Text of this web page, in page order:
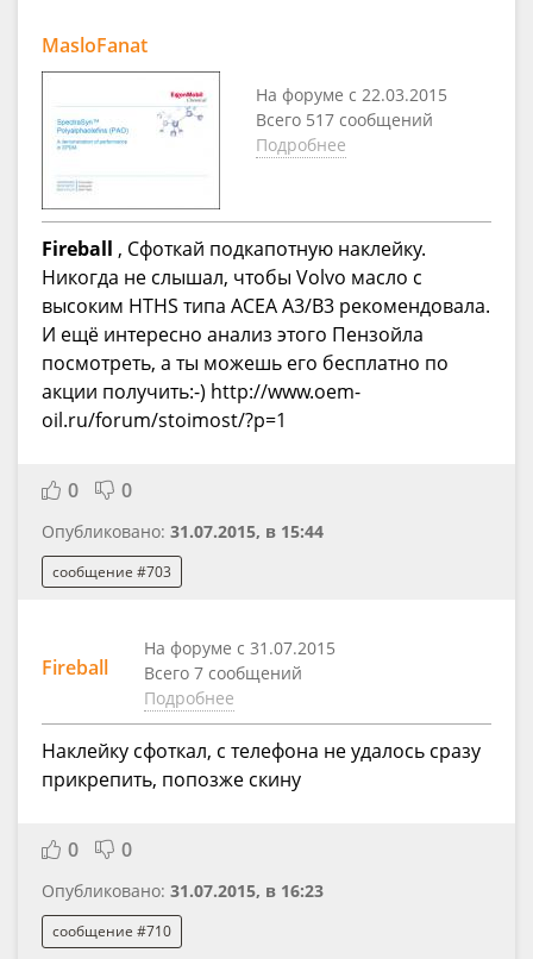
MasloFanat
На форуме с 22.03.2015
Всего 517 сообщений
Подробнее
Fireball , Сфоткай подкапотную наклейку.
Никогда не слышал, чтобы Volvo масло с
высоким HTHS типа ACEA A3/B3 рекомендовала.
И ещё интересно анализ этого Пензойла
посмотреть, а ты можешь его бесплатно по
акции получить:-) http://www.oem-
oil.ru/forum/stoimost/?p=1
0 0
Опубликовано: 31.07.2015, в 15:44
сообщение #703
Fireball
На форуме с 31.07.2015
Всего 7 сообщений
Подробнее
Наклейку сфоткал, с телефона не удалось сразу
прикрепить, попозже скину
0 0
Опубликовано: 31.07.2015, в 16:23
сообщение #710